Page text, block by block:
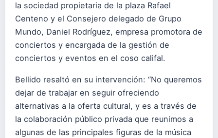
la sociedad propietaria de la plaza Rafael
Centeno y el Consejero delegado de Grupo
Mundo, Daniel Rodríguez, empresa promotora de
conciertos y encargada de la gestión de
conciertos y eventos en el coso califal.
Bellido resaltó en su intervención: “No queremos
dejar de trabajar en seguir ofreciendo
alternativas a la oferta cultural, y es a través de
la colaboración público privada que reunimos a
algunas de las principales figuras de la música